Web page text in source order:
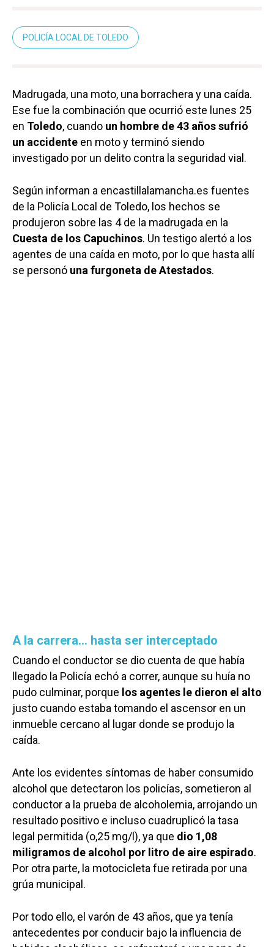
POLICÍA LOCAL DE TOLEDO
Madrugada, una moto, una borrachera y una caída.
Ese fue la combinación que ocurrió este lunes 25
en Toledo, cuando un hombre de 43 años sufrió
un accidente en moto y terminó siendo
investigado por un delito contra la seguridad vial.
Según informan a encastillalamancha.es fuentes
de la Policía Local de Toledo, los hechos se
produjeron sobre las 4 de la madrugada en la
Cuesta de los Capuchinos. Un testigo alertó a los
agentes de una caída en moto, por lo que hasta allí
se personó una furgoneta de Atestados.
A la carrera… hasta ser interceptado
Cuando el conductor se dio cuenta de que había
llegado la Policía echó a correr, aunque su huía no
pudo culminar, porque los agentes le dieron el alto
justo cuando estaba tomando el ascensor en un
inmueble cercano al lugar donde se produjo la
caída.
Ante los evidentes síntomas de haber consumido
alcohol que detectaron los policías, sometieron al
conductor a la prueba de alcoholemia, arrojando un
resultado positivo e incluso cuadruplicó la tasa
legal permitida (o,25 mg/l), ya que dio 1,08
miligramos de alcohol por litro de aire espirado.
Por otra parte, la motocicleta fue retirada por una
grúa municipal.
Por todo ello, el varón de 43 años, que ya tenía
antecedentes por conducir bajo la influencia de